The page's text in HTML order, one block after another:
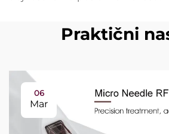
Praktični
06
Mar